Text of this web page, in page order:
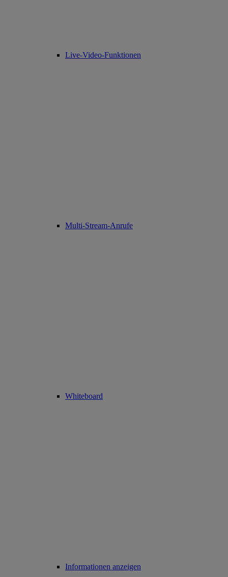
Live-Video-Funktionen
Multi-Stream-Anrufe
Whiteboard
Informationen anzeigen